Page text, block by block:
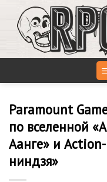
content
Paramount
по вселенной
Аанге» и
ниндзя»